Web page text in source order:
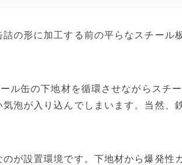
の形に加工する前の平らなスチール
ル缶の下地材を循環させながらスチ
気泡が入り込んでしまいます。当然
のが設置環境です。下地材から爆発